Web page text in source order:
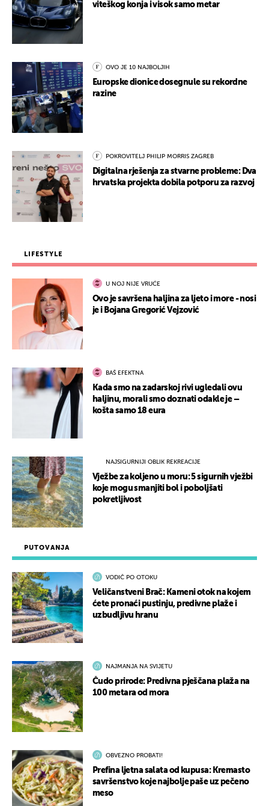
PUTOVANJA
VODIČ PO OTOKU
Veličanstveni Brač: Kameni otok na kojem
ćete pronaći pustinju, predivne plaže i
uzbudljivu hranu
NAJMANJA NA SVIJETU
Čudo prirode: Predivna pješčana plaža na
100 metara od mora
OBVEZNO PROBATI!
Prefina ljetna salata od kupusa: Kremasto
savršenstvo koje najbolje paše uz pečeno
meso
viteškog konja i visok samo metar
OVO JE 10 NAJBOLJIH
Europske dionice dosegnule su rekordne
razine
POKROVITELJ PHILIP MORRIS ZAGREB
Digitalna rješenja za stvarne probleme: Dva
hrvatska projekta dobila potporu za razvoj
LIFESTYLE
U NOJ NIJE VRUĆE
Ovo je savršena haljina za ljeto i more - nosi
je i Bojana Gregorić Vejzović
BAŠ EFEKTNA
Kada smo na zadarskoj rivi ugledali ovu
haljinu, morali smo doznati odakle je –
košta samo 18 eura
NAJSIGURNIJI OBLIK REKREACIJE
Vježbe za koljeno u moru: 5 sigurnih vježbi
koje mogu smanjiti bol i poboljšati
pokretljivost